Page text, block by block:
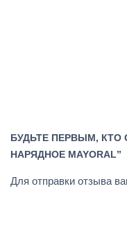
БУДЬТЕ ПЕРВЫМ, КТО
НАРЯДНОЕ MAYORAL”
Для отправки отзыва